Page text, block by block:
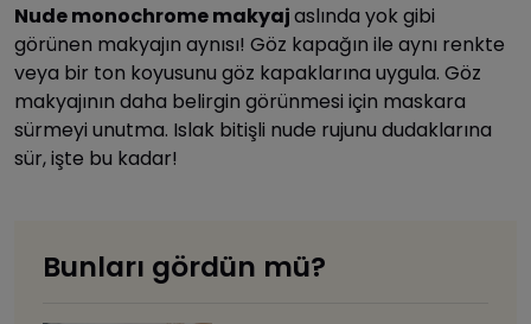
Nude monochrome makyajaslında yok gibi
görünen makyajın aynısı! Göz kapağın ile aynı renkte
veya bir ton koyusunu göz kapaklarına uygula. Göz
makyajının daha belirgin görünmesi için maskara
sürmeyi unutma. Islak bitişli nude rujunu dudaklarına
sür, işte bu kadar!
Bunları gördün mü?